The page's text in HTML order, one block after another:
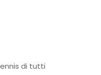
di tutti